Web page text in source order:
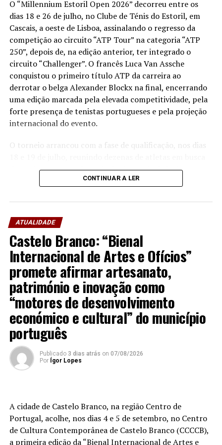
resposta às experiências.
“O principal desafio é preservar a capacidade de reflexão
profunda em um contexto marcado pela abundância de
informações e pela rápida evolução tecnológica. O
potencial cognitivo humano permanece, mas o seu
desenvolvimento depende de como o cérebro é
exercitado no cotidiano”, finalizou Fabiano de Abreu
Agrela Rodrigues.
Ígor Lopes
O “Millennium Estoril Open 2026” decorreu entre os
dias 18 e 26 de julho, no Clube de Ténis do Estoril, em
Cascais, a oeste de Lisboa, assinalando o regresso da
competição ao circuito “ATP Tour” na categoria “ATP
250”, depois de, na edição anterior, ter integrado o
circuito “Challenger”. O francês Luca Van Assche
conquistou o primeiro título ATP da carreira ao
derrotar o belga Alexander Blockx na final, encerrando
uma edição marcada pela elevada competitividade, pela
forte presença de tenistas portugueses e pela projeção
internacional do evento.
O torneio arrancou com a fase de qualificação, nos dias
de um lugar no quadro principal. A cerimónia de
abertura contou com a presença do presidente da
acompanhado pelo executivo municipal, assinalando o
início de uma competição que voltou a colocar o
concelho no centro do calendário internacional do
ténis.
Apesar das desistências de última hora de jogadores
como Casper Ruud (Noruega), Alejandro Davidovich
Fokina (Espanha) e Matteo Arnaldi (Itália), a prova
apresentou um quadro competitivo de elevado nível,
liderado pelo russo Andrey Rublev, primeiro cabeça de
série, pelo italiano Luciano Darderi, pelo chileno
Alejandro Tabilo e pelo belga Alexander Blockx.
Um dos momentos mais aguardados da semana foi
também o regresso do suíço Stan Wawrinka ao Estoril,
integrado na digressão de despedida do antigo vencedor
A edição de 2026 ficou igualmente marcada pela maior
representação portuguesa de sempre num torneio ATP
realizado em território nacional. Nuno Borges, Jaime
Faria, Henrique Rocha, Frederico Ferreira Silva, Tiago
CONTINUAR A LER
ATUALIDADE
Castelo Branco: “Bienal
Internacional de Artes e Ofícios”
promete afirmar artesanato,
património e inovação como
“motores de desenvolvimento
económico e cultural” do município
português
Publicado 3 dias atrás on 07/08/2026
Por Ígor Lopes
A cidade de Castelo Branco, na região Centro de
Portugal, acolhe, nos dias 4 e 5 de setembro, no Centro
de Cultura Contemporânea de Castelo Branco (CCCCB),
a primeira edição da “Bienal Internacional de Artes e